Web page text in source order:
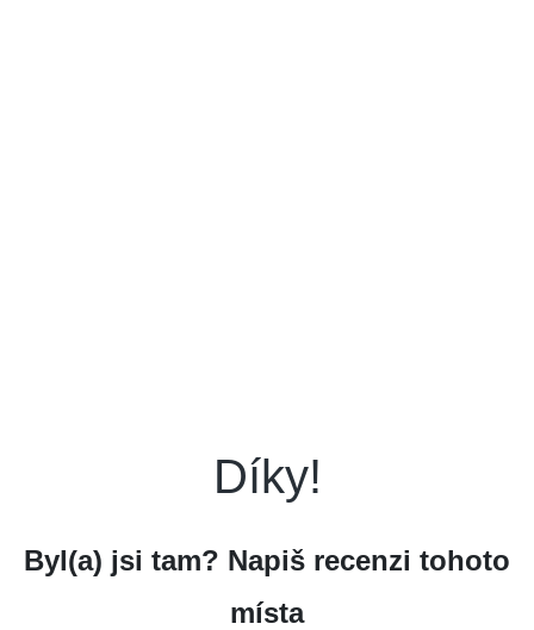
Díky!
Byl(a) jsi tam? Napiš recenzi tohoto
místa